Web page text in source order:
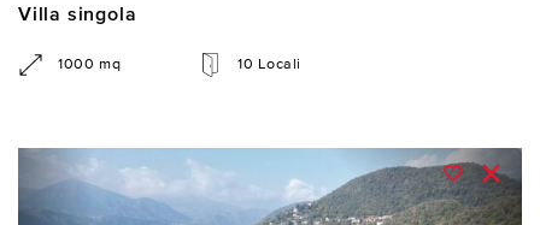
Villa singola
1000 mq 10 Locali